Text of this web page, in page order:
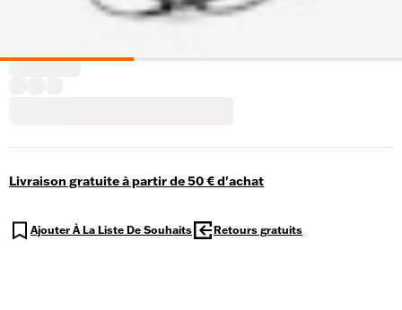
Livraison gratuite à partir de 50 € d'achat
Ajouter À La Liste De Souhaits Retours gratuits